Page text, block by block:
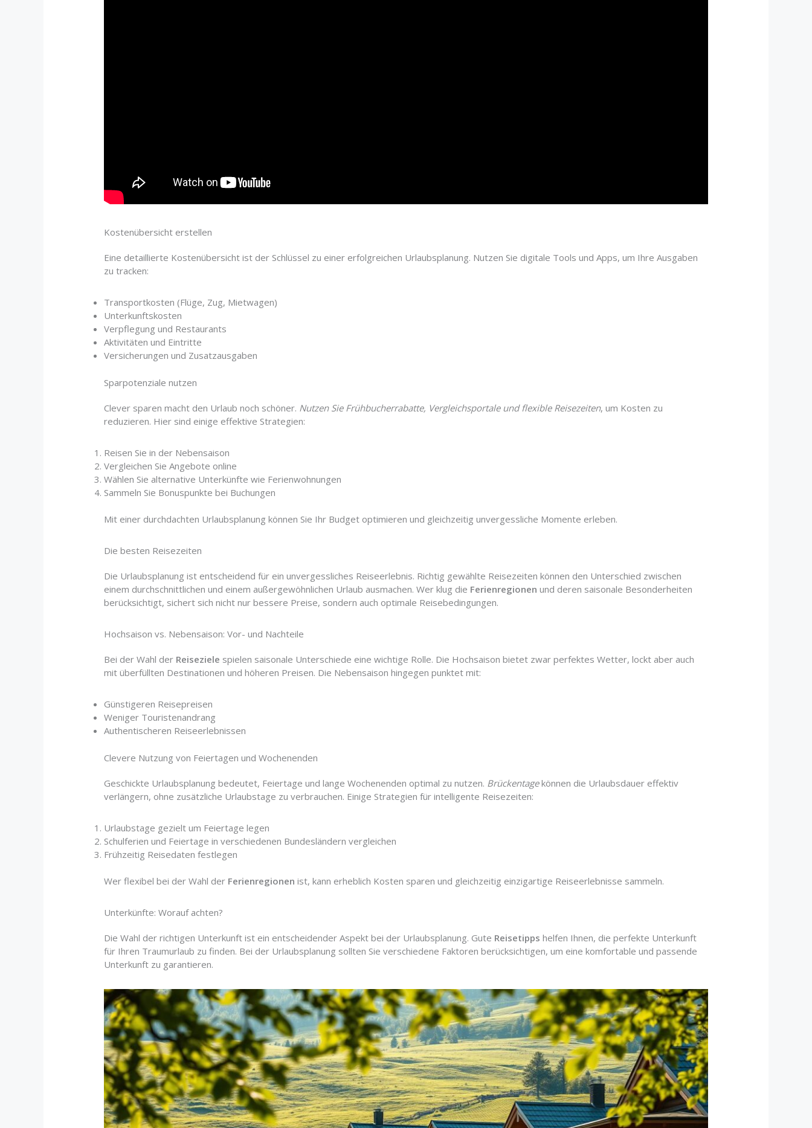
Kostenübersicht erstellen
Eine detaillierte Kostenübersicht ist der Schlüssel zu einer erfolgreichen Urlaubsplanung. Nutzen Sie digitale Tools und Apps, um Ihre Ausgaben
zu tracken:
Transportkosten (Flüge, Zug, Mietwagen)
Unterkunftskosten
Verpflegung und Restaurants
Aktivitäten und Eintritte
Versicherungen und Zusatzausgaben
Sparpotenziale nutzen
Clever sparen macht den Urlaub noch schöner. Nutzen Sie Frühbucherrabatte, Vergleichsportale und flexible Reisezeiten, um Kosten zu
reduzieren. Hier sind einige effektive Strategien:
Reisen Sie in der Nebensaison
Vergleichen Sie Angebote online
Wählen Sie alternative Unterkünfte wie Ferienwohnungen
Sammeln Sie Bonuspunkte bei Buchungen
Mit einer durchdachten Urlaubsplanung können Sie Ihr Budget optimieren und gleichzeitig unvergessliche Momente erleben.
Die besten Reisezeiten
Die Urlaubsplanung ist entscheidend für ein unvergessliches Reiseerlebnis. Richtig gewählte Reisezeiten können den Unterschied zwischen
einem durchschnittlichen und einem außergewöhnlichen Urlaub ausmachen. Wer klug die Ferienregionen und deren saisonale Besonderheiten
berücksichtigt, sichert sich nicht nur bessere Preise, sondern auch optimale Reisebedingungen.
Hochsaison vs. Nebensaison: Vor- und Nachteile
Bei der Wahl der Reiseziele spielen saisonale Unterschiede eine wichtige Rolle. Die Hochsaison bietet zwar perfektes Wetter, lockt aber auch
mit überfüllten Destinationen und höheren Preisen. Die Nebensaison hingegen punktet mit:
Günstigeren Reisepreisen
Weniger Touristenandrang
Authentischeren Reiseerlebnissen
Clevere Nutzung von Feiertagen und Wochenenden
Geschickte Urlaubsplanung bedeutet, Feiertage und lange Wochenenden optimal zu nutzen. Brückentagekönnen die Urlaubsdauer effektiv
verlängern, ohne zusätzliche Urlaubstage zu verbrauchen. Einige Strategien für intelligente Reisezeiten:
Urlaubstage gezielt um Feiertage legen
Schulferien und Feiertage in verschiedenen Bundesländern vergleichen
Frühzeitig Reisedaten festlegen
Wer flexibel bei der Wahl der Ferienregionen ist, kann erheblich Kosten sparen und gleichzeitig einzigartige Reiseerlebnisse sammeln.
Unterkünfte: Worauf achten?
Die Wahl der richtigen Unterkunft ist ein entscheidender Aspekt bei der Urlaubsplanung. Gute Reisetipps helfen Ihnen, die perfekte Unterkunft
für Ihren Traumurlaub zu finden. Bei der Urlaubsplanung sollten Sie verschiedene Faktoren berücksichtigen, um eine komfortable und passende
Unterkunft zu garantieren.